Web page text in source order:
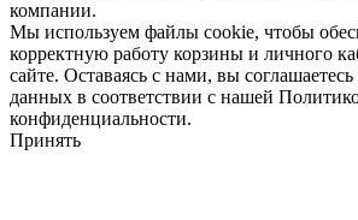
компании.
Мы используем файлы cookie, чтобы
корректную работу корзины и личного
сайте. Оставаясь с нами, вы
данных в соответствии с нашей
конфиденциальности.
Принять